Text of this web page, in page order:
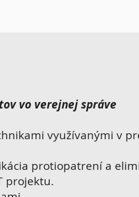
vo verejnej správe
využívanými v
protiopatrení a
projektu.